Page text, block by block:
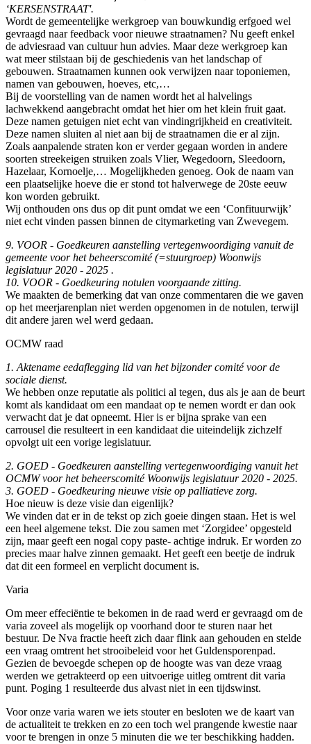
‘KERSENSTRAAT'.
Wordt de gemeentelijke werkgroep van bouwkundig erfgoed wel
gevraagd naar feedback voor nieuwe straatnamen? Nu geeft enkel
de adviesraad van cultuur hun advies. Maar deze werkgroep kan
wat meer stilstaan bij de geschiedenis van het landschap of
gebouwen. Straatnamen kunnen ook verwijzen naar toponiemen,
namen van gebouwen, hoeves, etc,…
Bij de voorstelling van de namen wordt het al halvelings
lachwekkend aangebracht omdat het hier om het klein fruit gaat.
Deze namen getuigen niet echt van vindingrijkheid en creativiteit.
Deze namen sluiten al niet aan bij de straatnamen die er al zijn.
Zoals aanpalende straten kon er verder gegaan worden in andere
soorten streekeigen struiken zoals Vlier, Wegedoorn, Sleedoorn,
Hazelaar, Kornoelje,… Mogelijkheden genoeg. Ook de naam van
een plaatselijke hoeve die er stond tot halverwege de 20ste eeuw
kon worden gebruikt.
Wij onthouden ons dus op dit punt omdat we een ‘Confituurwijk’
niet echt vinden passen binnen de citymarketing van Zwevegem.
9. VOOR - Goedkeuren aanstelling vertegenwoordiging vanuit de
gemeente voor het beheerscomité (=stuurgroep) Woonwijs
legislatuur 2020 - 2025 .
10. VOOR - Goedkeuring notulen voorgaande zitting.
We maakten de bemerking dat van onze commentaren die we gaven
op het meerjarenplan niet werden opgenomen in de notulen, terwijl
dit andere jaren wel werd gedaan.
OCMW raad
1. Aktename eedaflegging lid van het bijzonder comité voor de
sociale dienst.
We hebben onze reputatie als politici al tegen, dus als je aan de beurt
komt als kandidaat om een mandaat op te nemen wordt er dan ook
verwacht dat je dat opneemt. Hier is er bijna sprake van een
carrousel die resulteert in een kandidaat die uiteindelijk zichzelf
opvolgt uit een vorige legislatuur.
2. GOED - Goedkeuren aanstelling vertegenwoordiging vanuit het
OCMW voor het beheerscomité Woonwijs legislatuur 2020 - 2025.
3. GOED - Goedkeuring nieuwe visie op palliatieve zorg.
Hoe nieuw is deze visie dan eigenlijk?
We vinden dat er in de tekst op zich goeie dingen staan. Het is wel
een heel algemene tekst. Die zou samen met ‘Zorgidee’ opgesteld
zijn, maar geeft een nogal copy paste- achtige indruk. Er worden zo
precies maar halve zinnen gemaakt. Het geeft een beetje de indruk
dat dit een formeel en verplicht document is.
Varia
Om meer effeciëntie te bekomen in de raad werd er gevraagd om de
varia zoveel als mogelijk op voorhand door te sturen naar het
bestuur. De Nva fractie heeft zich daar flink aan gehouden en stelde
een vraag omtrent het strooibeleid voor het Guldensporenpad.
Gezien de bevoegde schepen op de hoogte was van deze vraag
werden we getrakteerd op een uitvoerige uitleg omtrent dit varia
punt. Poging 1 resulteerde dus alvast niet in een tijdswinst.
Voor onze varia waren we iets stouter en besloten we de kaart van
de actualiteit te trekken en zo een toch wel prangende kwestie naar
voor te brengen in onze 5 minuten die we ter beschikking hadden.